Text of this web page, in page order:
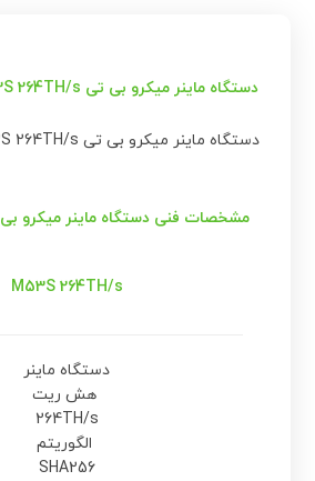
دستگاه ماینر میکرو بی تی Whatsminer M53S 264TH/s
دستگاه ماینر میکرو بی تی Whatsminer M53S 264TH/s
مشخصات فنی
M53S 264TH/s
دستگاه ماینر
هش ریت
264TH/s
الگوریتم
SHA256